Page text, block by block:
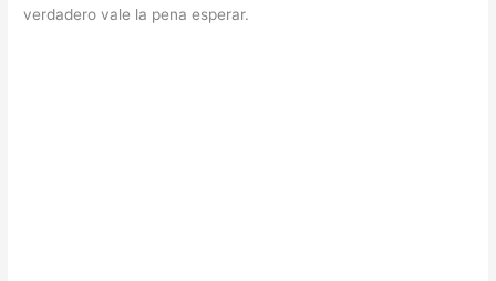
verdadero vale la pena esperar.